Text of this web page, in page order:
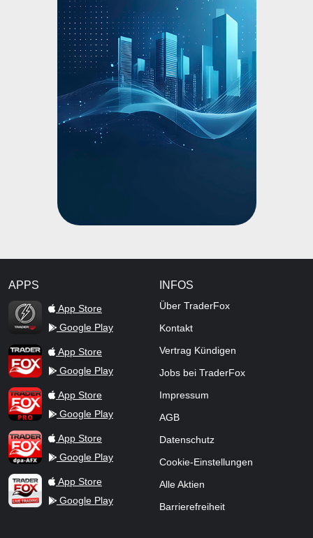
APPS
TraderFox Flash
App Store
Google Play
TraderFox AppApp Store
Google Play
TraderFox ProApp Store
Google Play
TraderFox dpa-AFX ProFeed
App Store
Google Play
TraderFox Live Trading
App Store
Google Play
INFOS
Über TraderFox
Kontakt
Vertrag Kündigen
Jobs bei TraderFox
Impressum
AGB
Datenschutz
Cookie-Einstellungen
Alle Aktien
Barrierefreiheit